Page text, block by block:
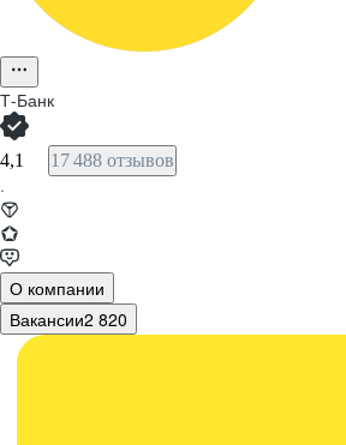
Т-Банк
4,1 17 488 отзывов
·
О компании
Вакансии2 820